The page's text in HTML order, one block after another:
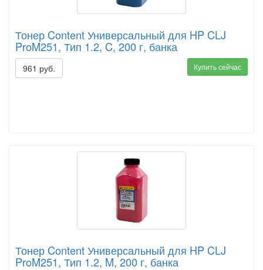
Тонер Content Универсальный для HP CLJ
ProM251, Тип 1.2, C, 200 г, банка
961 руб. Купить сейчас
Тонер Content Универсальный для HP CLJ
ProM251, Тип 1.2, M, 200 г, банка